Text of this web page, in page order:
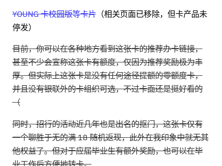
YOUNG 卡校园版等卡片（相关页面已移除，但卡产品未
停发）
目前，你可以在各种地方看到这张卡的推荐办卡链接，
甚至不少会宣称这张卡有额度，仅因为推荐奖励极为丰
厚。但实际上这张卡是没有任何途径提额的零额度卡，
并且没有银联外的卡组织可选，不过卡面还是挺好看的
（
同时，招行的活动近几年也是出名的抠门，这张卡仅有
一个聊胜于无的满 18 随机返现，此外在我印象中就无其
他权益了。但对于应届毕业生有额外奖励，也可以在毕
业工作后方便地转卡。